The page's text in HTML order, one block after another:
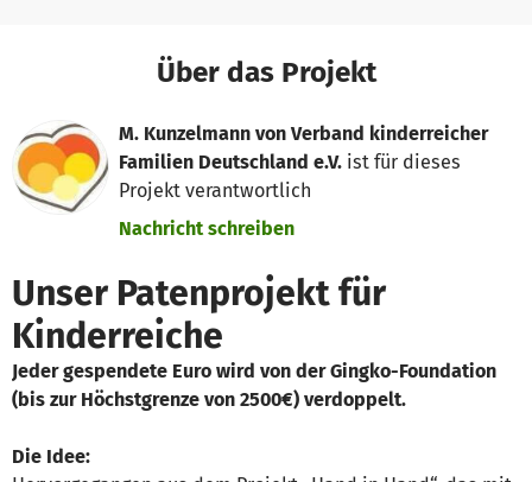
Über das Projekt
M. Kunzelmann von Verband kinderreicher
Familien Deutschland e.V. ist für dieses
Projekt verantwortlich
Nachricht schreiben
Unser Patenprojekt für
Kinderreiche
Jeder gespendete Euro wird von der Gingko-Foundation
(bis zur Höchstgrenze von 2500€) verdoppelt.
Die Idee: